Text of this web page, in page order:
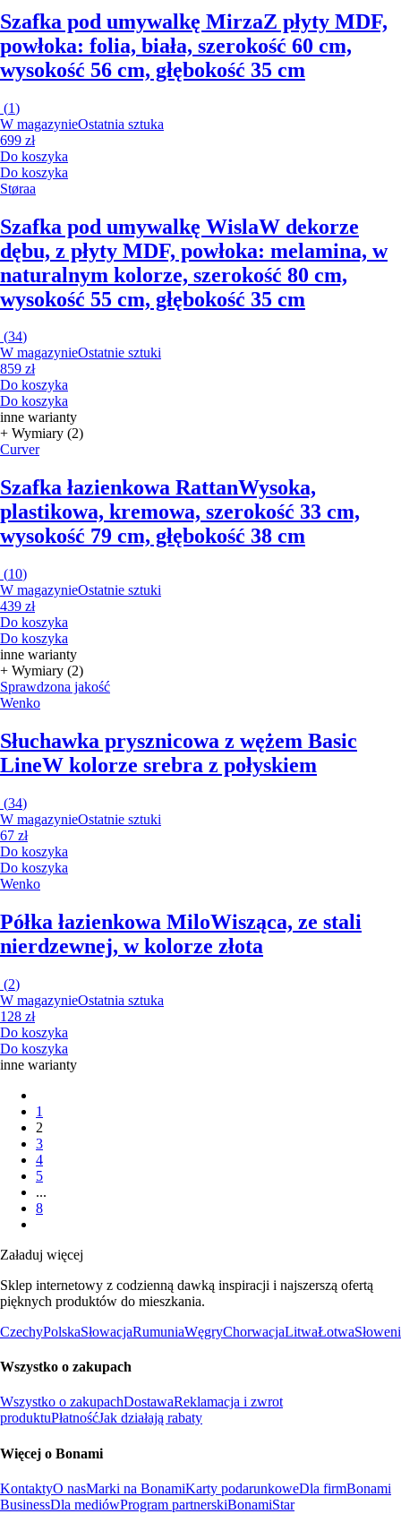
Szafka pod umywalkę MirzaZ płyty MDF,
powłoka: folia, biała, szerokość 60 cm,
wysokość 56 cm, głębokość 35 cm
(1)
W magazynieOstatnia sztuka
699 zł
Do koszyka
Do koszyka
Støraa
Szafka pod umywalkę WislaW dekorze
dębu, z płyty MDF, powłoka: melamina, w
naturalnym kolorze, szerokość 80 cm,
wysokość 55 cm, głębokość 35 cm
(34)
W magazynieOstatnie sztuki
859 zł
Do koszyka
Do koszyka
inne warianty
+ Wymiary (2)
Curver
Szafka łazienkowa RattanWysoka,
plastikowa, kremowa, szerokość 33 cm,
wysokość 79 cm, głębokość 38 cm
(10)
W magazynieOstatnie sztuki
439 zł
Do koszyka
Do koszyka
inne warianty
+ Wymiary (2)
Sprawdzona jakość
Wenko
Słuchawka prysznicowa z wężem Basic
LineW kolorze srebra z połyskiem
(34)
W magazynieOstatnie sztuki
67 zł
Do koszyka
Do koszyka
Wenko
Półka łazienkowa MiloWisząca, ze stali
nierdzewnej, w kolorze złota
(2)
W magazynieOstatnia sztuka
128 zł
Do koszyka
Do koszyka
inne warianty
1
2
3
4
5
...
8
Załaduj więcej
Sklep internetowy z codzienną dawką inspiracji i najszerszą ofertą
pięknych produktów do mieszkania.
CzechyPolskaSłowacjaRumuniaWęgryChorwacjaLitwaŁotwa
Wszystko o zakupach
Wszystko o zakupachDostawaReklamacja i zwrot
produktuPłatnośćJak działają rabaty
Więcej o Bonami
KontaktyO nasMarki na BonamiKarty podarunkoweDla firmBonami
BusinessDla mediówProgram partnerskiBonamiStar